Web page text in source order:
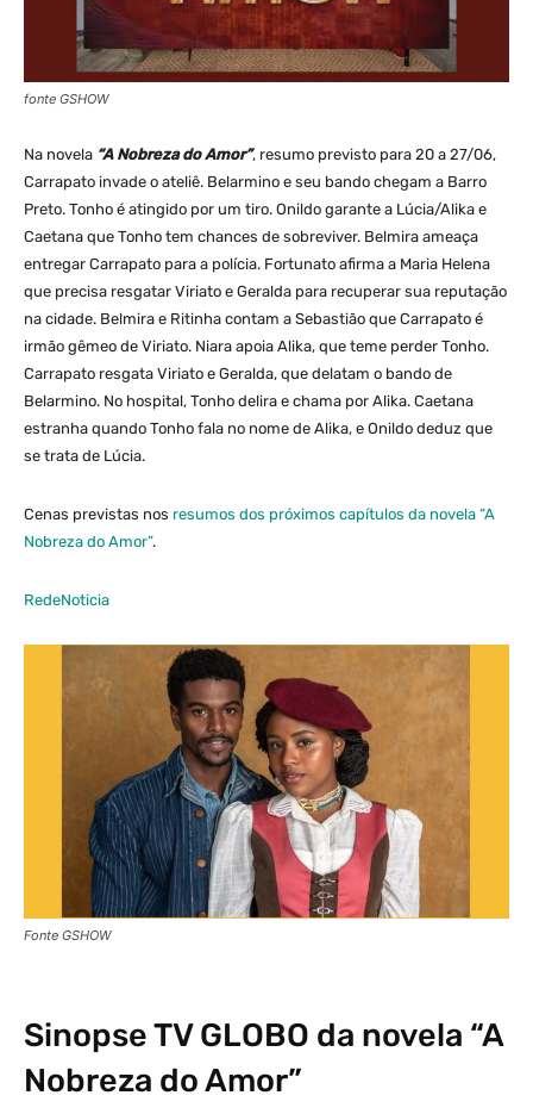
fonte GSHOW
Na novela “A Nobreza do Amor”, resumo previsto para 20 a 27/06,
Carrapato invade o ateliê. Belarmino e seu bando chegam a Barro
Preto. Tonho é atingido por um tiro. Onildo garante a Lúcia/Alika e
Caetana que Tonho tem chances de sobreviver. Belmira ameaça
entregar Carrapato para a polícia. Fortunato afirma a Maria Helena
que precisa resgatar Viriato e Geralda para recuperar sua reputação
na cidade. Belmira e Ritinha contam a Sebastião que Carrapato é
irmão gêmeo de Viriato. Niara apoia Alika, que teme perder Tonho.
Carrapato resgata Viriato e Geralda, que delatam o bando de
Belarmino. No hospital, Tonho delira e chama por Alika. Caetana
estranha quando Tonho fala no nome de Alika, e Onildo deduz que
se trata de Lúcia.
Cenas previstas nos resumos dos próximos capítulos da novela “A
Nobreza do Amor”.
RedeNoticia
Fonte GSHOW
SinopseTV GLOBO da novela “A
Nobreza do Amor”